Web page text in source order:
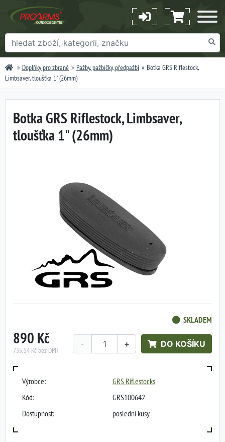
Doplňky pro zbraně Pažby, pažbičky, předpažbí
Botka GRS Riflestock,
Limbsaver, tloušťka 1" (26mm)
Botka GRS Riflestock, Limbsaver,
tloušťka 1" (26mm)
SKLADEM
890 Kč
735,54 Kč bez DPH
+
- DO KOŠÍKU
Výrobce:
GRS Riflestocks
Kód:
GRS100642
Dostupnost:
poslední kusy